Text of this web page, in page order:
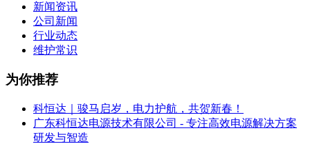
新闻资讯
公司新闻
行业动态
维护常识
为你推荐
科恒达｜骏马启岁，电力护航，共贺新春！
广东科恒达电源技术有限公司 - 专注高效电源解决方案
研发与智造